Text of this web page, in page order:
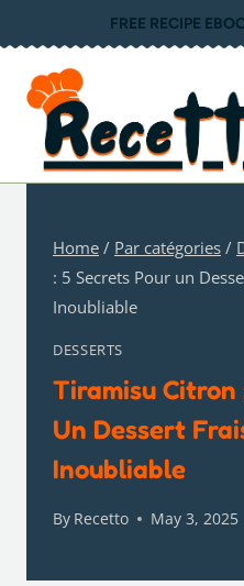
to
content
FREE RECIPE
Home / Par catégories /
: 5 Secrets Pour un
Inoubliable
DESSERTS
Tiramisu Citron
Un Dessert
Inoubliable
By Recetto May 3, 2025